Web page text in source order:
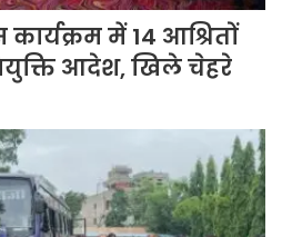
में 14 आश्रितों
आदेश, खिले चेहरे